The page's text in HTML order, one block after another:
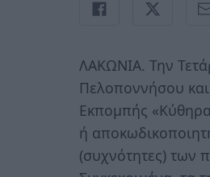
ΛΑΚΩΝΙΑ. Την
Πελοποννήσου
Εκπομπής
ή
(συχνότητες) των